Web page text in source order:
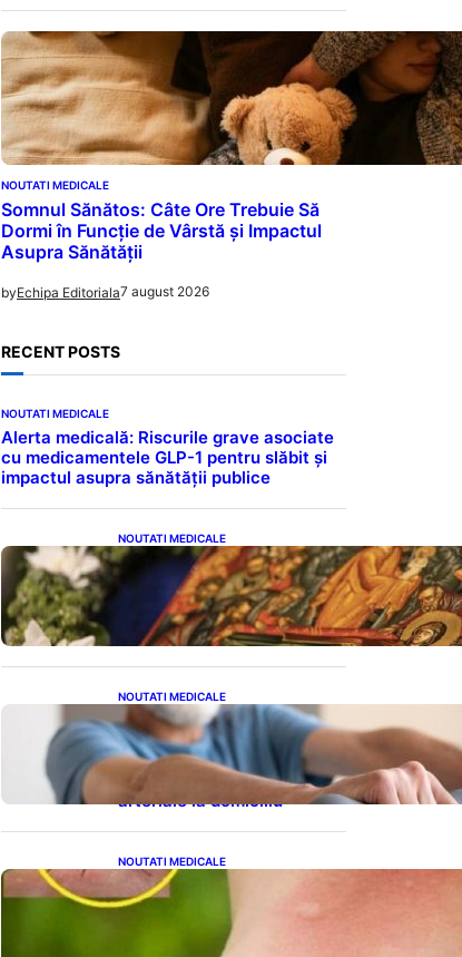
NOUTATI MEDICALE
Somnul Sănătos: Câte Ore Trebuie Să
Dormi în Funcție de Vârstă și Impactul
Asupra Sănătății
byEchipa Editoriala7 august 2026
RECENT POSTS
NOUTATI MEDICALE
Alerta medicală: Riscurile grave asociate
cu medicamentele GLP-1 pentru slăbit și
impactul asupra sănătății publice
NOUTATI MEDICALE
Postul Adormirii Maicii
Domnului: Tradiții,
Superstiții și Implicații
Spiritualitate în 2026
NOUTATI MEDICALE
Îmbunătățirea sănătății
cardiovasculare: Patru
exerciții simple pentru
reducerea tensiunii
arteriale la domiciliu
NOUTATI MEDICALE
Cum bacteriile pielii
influențează atracția
țânțarilor: O nouă viziune
asupra alegerii victimelor